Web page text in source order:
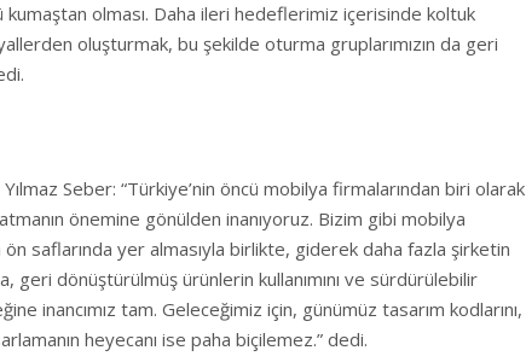
olması. Daha ileri hedeflerimiz içerisinde koltuk
oluşturmak, bu şekilde oturma gruplarımızın da geri
Seber: “Türkiye’nin öncü mobilya firmalarından biri olarak
önemine gönülden inanıyoruz. Bizim gibi mobilya
ön saflarında yer almasıyla birlikte, giderek daha fazla şirketin
geri dönüştürülmüş ürünlerin kullanımını ve sürdürülebilir
inancımız tam. Geleceğimiz için, günümüz tasarım kodlarını,
heyecanı ise paha biçilemez.” dedi.